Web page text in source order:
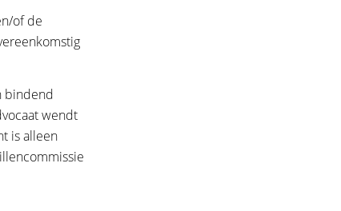
of de
bindend
wendt
is alleen